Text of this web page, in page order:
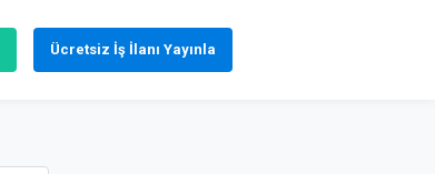
Ücretsiz İş İlanı Yayınla